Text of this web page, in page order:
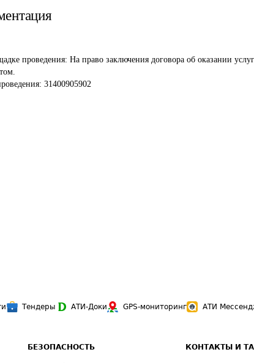
проведения: На право заключения договора об оказании
31400905902
Тендеры АТИ-Доки GPS-мониторинг АТИ
БЕЗОПАСНОСТЬ КОНТАКТЫ И